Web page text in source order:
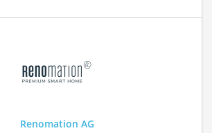
Renomation AG